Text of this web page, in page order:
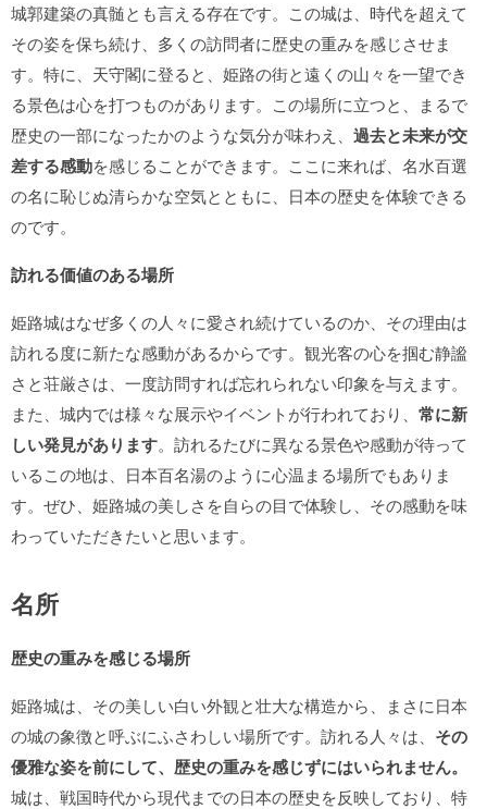
城郭建築の真髄とも言える存在です。この城は、時代を超えて
その姿を保ち続け、多くの訪問者に歴史の重みを感じさせま
す。特に、天守閣に登ると、姫路の街と遠くの山々を一望でき
る景色は心を打つものがあります。この場所に立つと、まるで
歴史の一部になったかのような気分が味わえ、 過去と未来が交
差する感動を感じることができます。ここに来れば、名水百選
の名に恥じぬ清らかな空気とともに、日本の歴史を体験できる
のです。
訪れる価値のある場所
姫路城はなぜ多くの人々に愛され続けているのか、その理由は
訪れる度に新たな感動があるからです。観光客の心を掴む静謐
さと荘厳さは、一度訪問すれば忘れられない印象を与えます。
また、城内では様々な展示やイベントが行われており、 常に新
しい発見があります。訪れるたびに異なる景色や感動が待って
いるこの地は、日本百名湯のように心温まる場所でもありま
す。ぜひ、姫路城の美しさを自らの目で体験し、その感動を味
わっていただきたいと思います。
名所
歴史の重みを感じる場所
姫路城は、その美しい白い外観と壮大な構造から、まさに日本
の城の象徴と呼ぶにふさわしい場所です。訪れる人々は、 その
優雅な姿を前にして、歴史の重みを感じずにはいられません。
城は、戦国時代から現代までの日本の歴史を反映しており、特